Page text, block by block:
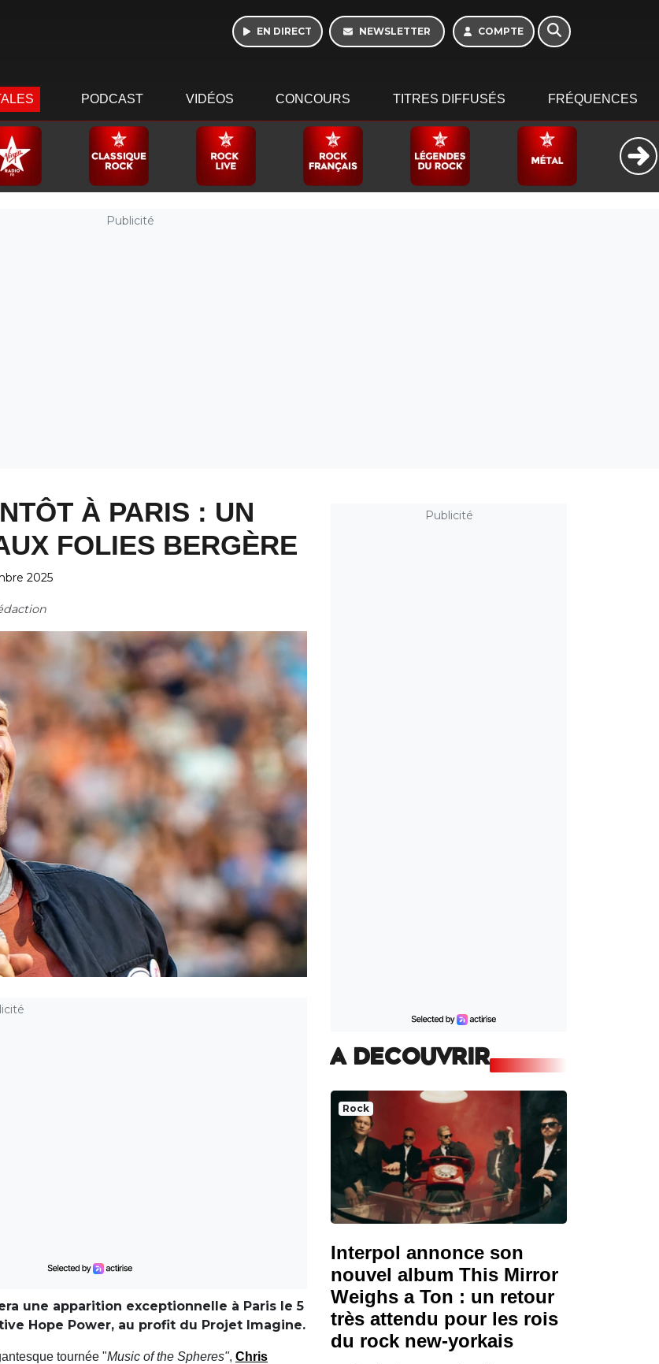
EN DIRECT NEWSLETTER COMPTE
PODCAST VIDÉOS CONCOURS TITRES DIFFUSÉS FRÉQUENCES
Publicité
À PARIS : UN
FOLIES BERGÈRE
2025
une apparition exceptionnelle à Paris le 5
Hope Power, au profit du Projet Imagine.
tournée "Music of the Spheres", Chris
Publicité
A DECOUVRIR
Rock
Interpol annonce son
nouvel album This Mirror
Weighs a Ton : un retour
très attendu pour les rois
du rock new-yorkais
Week-end de 06h à
12h